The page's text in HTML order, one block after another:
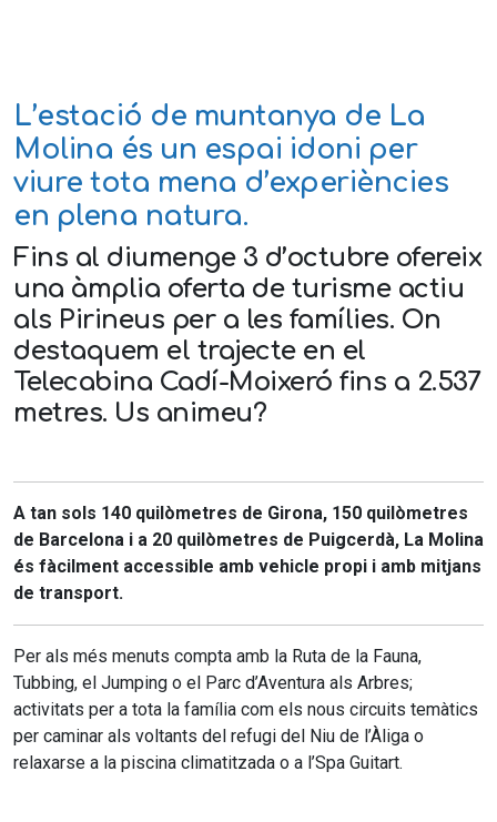
L’estació de muntanya de La
Molina és un espai idoni per
viure tota mena d’experiències
en plena natura.
Fins al diumenge 3 d’octubre ofereix
una àmplia oferta de turisme actiu
als Pirineus per a les famílies. On
destaquem el trajecte en el
Telecabina Cadí-Moixeró fins a 2.537
metres. Us animeu?
A tan sols 140 quilòmetres de Girona, 150 quilòmetres
de Barcelona i a 20 quilòmetres de Puigcerdà, La Molina
és fàcilment accessible amb vehicle propi i amb mitjans
de transport.
Per als més menuts compta amb la Ruta de la Fauna,
Tubbing, el Jumping o el Parc d’Aventura als Arbres;
activitats per a tota la família com els nous circuits temàtics
per caminar als voltants del refugi del Niu de l’Àliga o
relaxarse a la piscina climatitzada o a l’Spa Guitart.